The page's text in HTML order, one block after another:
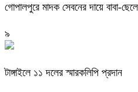
গোপালপুরে মাদক সেবনের দায়ে বাবা-
৯
টাঙ্গাইলে ১১ দলের স্মারকলিপি প্রদান